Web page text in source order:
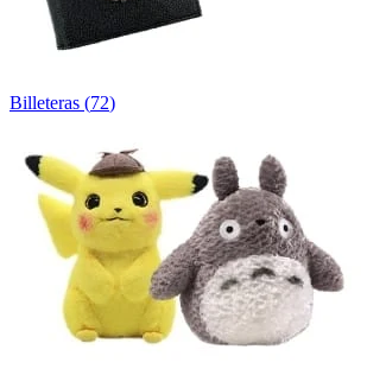
Billeteras (72)